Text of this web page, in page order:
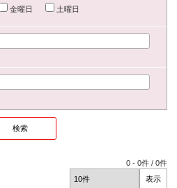
金曜日 土曜日
0 -0件 /0件